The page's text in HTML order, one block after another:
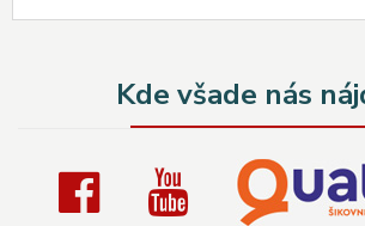
Kde všade nás